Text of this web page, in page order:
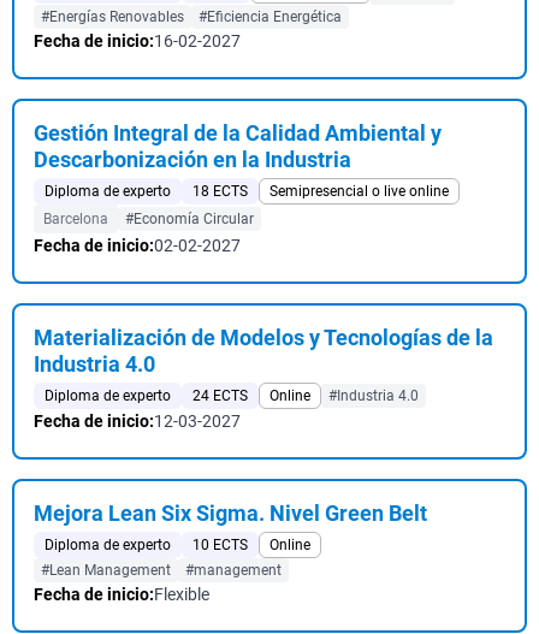
#Energías Renovables
#Eficiencia Energética
Fecha de inicio:16-02-2027
Gestión Integral de la Calidad Ambiental y
Descarbonización en la Industria
Diploma de experto 18 ECTS
Semipresencial o live online
Barcelona
#Economía Circular
Fecha de inicio:02-02-2027
Materialización de Modelos y Tecnologías de la
Industria 4.0
Diploma de experto 24 ECTS Online #Industria 4.0
Fecha de inicio:12-03-2027
Mejora Lean Six Sigma. Nivel Green Belt
Diploma de experto 10 ECTS
Online
#Lean Management
#management
Fecha de inicio:Flexible